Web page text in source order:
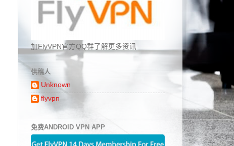
加FlyVPN官方QQ群了解更多资讯
供稿人
Unknown
flyvpn
免费ANDROID VPN APP